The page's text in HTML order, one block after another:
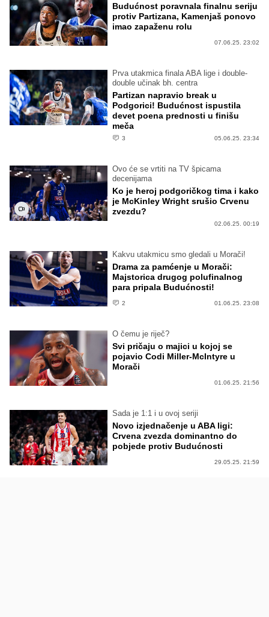
Budućnost poravnala finalnu seriju
protiv Partizana, Kamenjaš ponovo
imao zapaženu rolu
07.06.25. 23:02
Prva utakmica finala ABA lige i double-
double učinak bh. centra
Partizan napravio break u
Podgorici! Budućnost ispustila
devet poena prednosti u finišu
meča
3 05.06.25. 23:34
Ovo će se vrtiti na TV špicama
decenijama
Ko je heroj podgoričkog tima i kako
je McKinley Wright srušio Crvenu
zvezdu?
02.06.25. 00:19
Kakvu utakmicu smo gledali u Morači!
Drama za pamćenje u Morači:
Majstorica drugog polufinalnog
para pripala Budućnosti!
2 01.06.25. 23:08
O čemu je riječ?
Svi pričaju o majici u kojoj se
pojavio Codi Miller-McIntyre u
Morači
01.06.25. 21:56
Sada je 1:1 i u ovoj seriji
Novo izjednačenje u ABA ligi:
Crvena zvezda dominantno do
pobjede protiv Budućnosti
29.05.25. 21:59